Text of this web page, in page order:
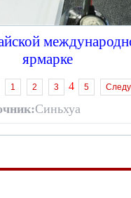
ярмарке
1 2 3 4 5
Синьхуа